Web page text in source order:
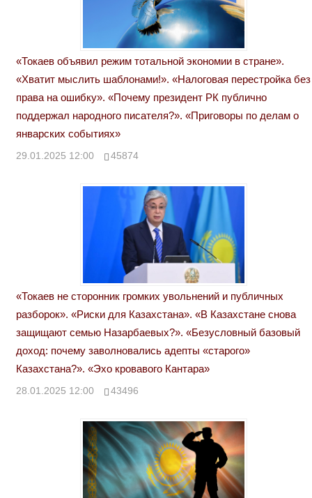
«Токаев объявил режим тотальной экономии в стране».
«Хватит мыслить шаблонами!». «Налоговая перестройка без
права на ошибку». «Почему президент РК публично
поддержал народного писателя?». «Приговоры по делам о
январских событиях»
29.01.2025 12:00 45874
«Токаев не сторонник громких увольнений и публичных
разборок». «Риски для Казахстана». «В Казахстане снова
защищают семью Назарбаевых?». «Безусловный базовый
доход: почему заволновались адепты «старого»
Казахстана?». «Эхо кровавого Кантара»
28.01.2025 12:00 43496